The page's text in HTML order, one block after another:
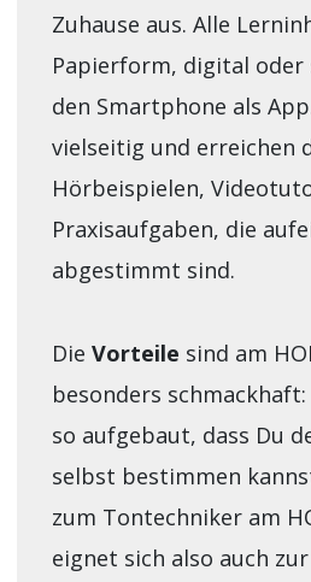
Zuhause aus. Alle
Papierform, digital
den Smartphone als
vielseitig und erreichen
Hörbeispielen,
Praxisaufgaben, die
abgestimmt sind.
Die Vorteile sind am
besonders
so aufgebaut, dass Du
selbst bestimmen
zum Tontechniker am
eignet sich also auch